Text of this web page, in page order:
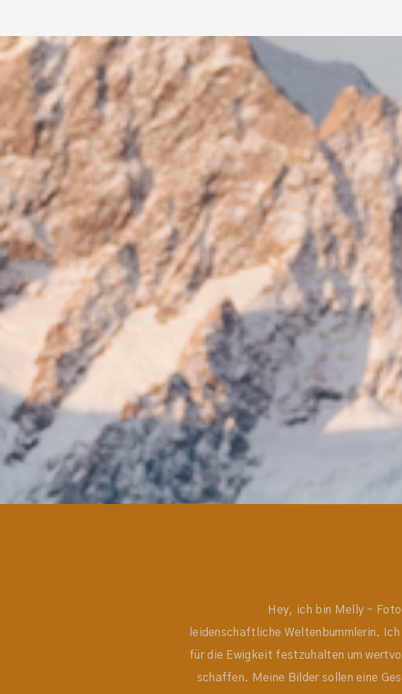
Hey, ich bin Melly -
leidenschaftliche Weltenbummlerin.
für die Ewigkeit festzuhalten um
schaffen. Meine Bilder sollen eine